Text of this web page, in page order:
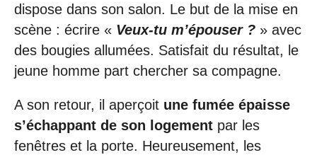
dispose dans son salon. Le but de la mise en
scène : écrire « Veux-tu m’épouser ? » avec
des bougies allumées. Satisfait du résultat, le
jeune homme part chercher sa compagne.
A son retour, il aperçoit une fumée épaisse
s’échappant de son logement par les
fenêtres et la porte. Heureusement, les